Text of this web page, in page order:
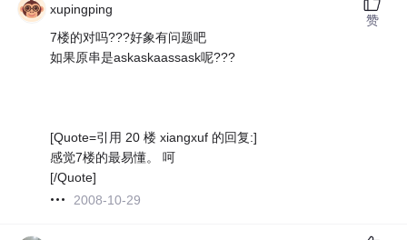
xupingping
7楼的对吗???好象有问题吧
如果原串是askaskaassask呢???
[Quote=引用 20 楼 xiangxuf 的回复:]
感觉7楼的最易懂。 呵
[/Quote]
2008-10-29
赞